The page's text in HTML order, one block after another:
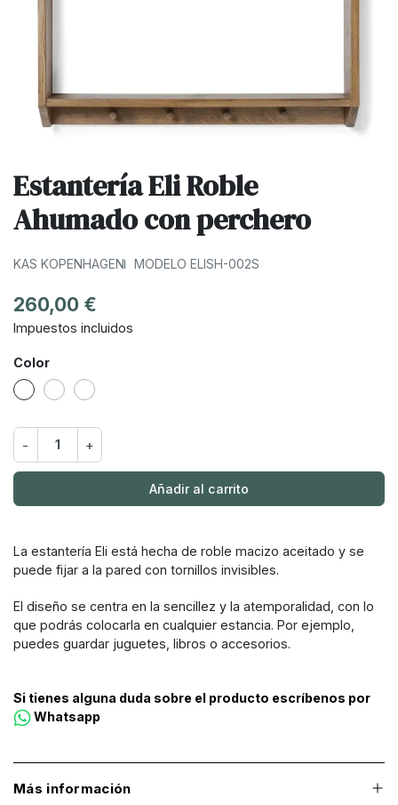
Estantería Eli Roble
Ahumado con perchero
KAS KOPENHAGEN MODELO ELISH-002S
260,00 €
Impuestos incluidos
Color
Roble blanqueado
Roble Natural
Roble Ahumado
- +
Añadir al carrito
La estantería Eli está hecha de roble macizo aceitado y se
puede fijar a la pared con tornillos invisibles.
El diseño se centra en la sencillez y la atemporalidad, con lo
que podrás colocarla en cualquier estancia. Por ejemplo,
puedes guardar juguetes, libros o accesorios.
Si tienes alguna duda sobre el producto escríbenos por
Whatsapp
Más información